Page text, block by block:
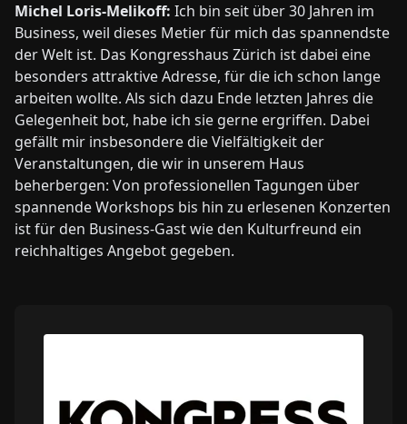
Michel Loris-Melikoff: Ich bin seit über 30 Jahren im
Business, weil dieses Metier für mich das spannendste
der Welt ist. Das Kongresshaus Zürich ist dabei eine
besonders attraktive Adresse, für die ich schon lange
arbeiten wollte. Als sich dazu Ende letzten Jahres die
Gelegenheit bot, habe ich sie gerne ergriffen. Dabei
gefällt mir insbesondere die Vielfältigkeit der
Veranstaltungen, die wir in unserem Haus
beherbergen: Von professionellen Tagungen über
spannende Workshops bis hin zu erlesenen Konzerten
ist für den Business-Gast wie den Kulturfreund ein
reichhaltiges Angebot gegeben.